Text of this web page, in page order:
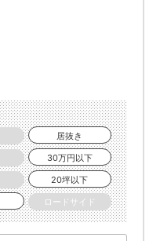
居抜き
30万円以下
20坪以下
ロードサイド